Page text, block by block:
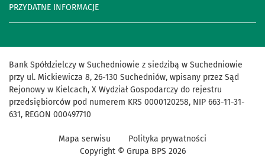
PRZYDATNE INFORMACJE
Bank Spółdzielczy w Suchedniowie z siedzibą w Suchedniowie
przy ul. Mickiewicza 8, 26-130 Suchedniów, wpisany przez Sąd
Rejonowy w Kielcach, X Wydział Gospodarczy do rejestru
przedsiębiorców pod numerem KRS 0000120258, NIP 663-11-31-
631, REGON 000497710
Mapa serwisu
Polityka prywatności
Copyright © Grupa BPS 2026